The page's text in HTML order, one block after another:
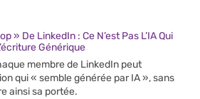
» De LinkedIn : Ce N’est Pas L’IA Qui
Générique
membre de LinkedIn peut
qui « semble générée par IA », sans
ainsi sa portée.